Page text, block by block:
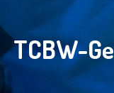
TCBW-